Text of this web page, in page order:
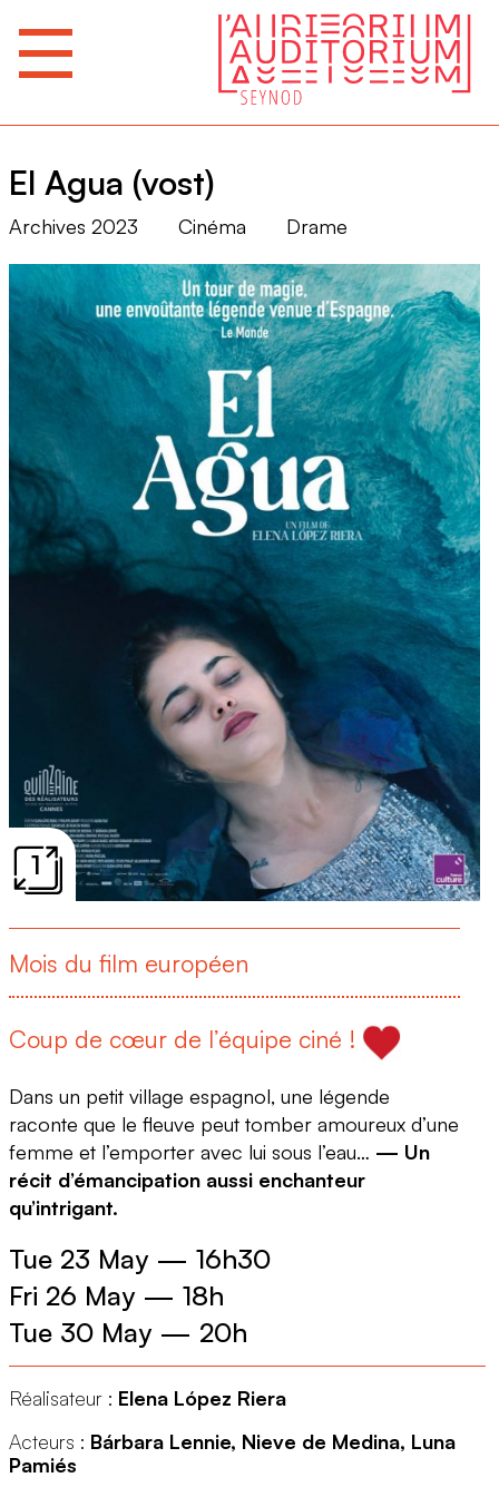
El Agua (vost)
Archives 2023 Cinéma Drame
1
Mois du film européen
Coup de cœur de l’équipe ciné !
Dans un petit village espagnol, une légende
raconte que le fleuve peut tomber amoureux d’une
femme et l’emporter avec lui sous l’eau… — Un
récit d’émancipation aussi enchanteur
qu’intrigant.
Tue 23 May— 16h30
Fri 26 May— 18h
Tue 30 May— 20h
Réalisateur : Elena López Riera
Acteurs : Bárbara Lennie, Nieve de Medina, Luna
Pamiés